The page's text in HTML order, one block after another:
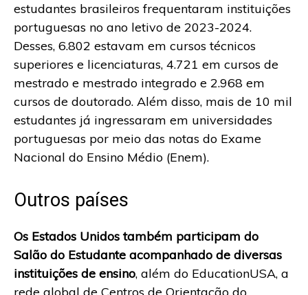
estudantes brasileiros frequentaram instituições
portuguesas no ano letivo de 2023-2024.
Desses, 6.802 estavam em cursos técnicos
superiores e licenciaturas, 4.721 em cursos de
mestrado e mestrado integrado e 2.968 em
cursos de doutorado. Além disso, mais de 10 mil
estudantes já ingressaram em universidades
portuguesas por meio das notas do Exame
Nacional do Ensino Médio (Enem).
Outros países
Os Estados Unidos também participam do
Salão do Estudante acompanhado de diversas
instituições de ensino, além do EducationUSA, a